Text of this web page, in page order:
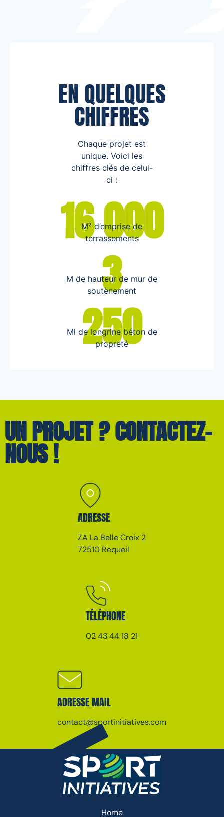
EN QUELQUES
CHIFFRES
Chaque projet est
unique. Voici les
chiffres clés de celui-
ci :
16 000
M² d’emprise de
terrassements
3
M de hauteur de mur de
soutènement
250
Ml de longrine béton de
propreté
UN PROJET ? CONTACTEZ-
NOUS !
ADRESSE
ZA La Belle Croix 2
72510 Requeil
TÉLÉPHONE
02 43 44 18 21
ADRESSE MAIL
contact@sportinitiatives.com
Home